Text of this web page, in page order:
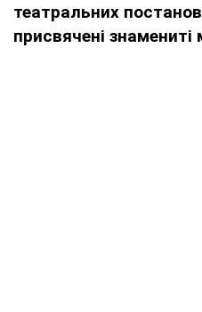
театральних
присвячені